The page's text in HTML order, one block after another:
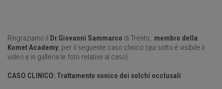
Ringraziamo il Dr.Giovanni Sammarco di Trento, membro della
Komet Academy per il seguente caso clinico (qui sotto è visibile il
video e in galleria le foto relative al caso).
CASO CLINICO: Trattamento sonico dei solchi occlusali